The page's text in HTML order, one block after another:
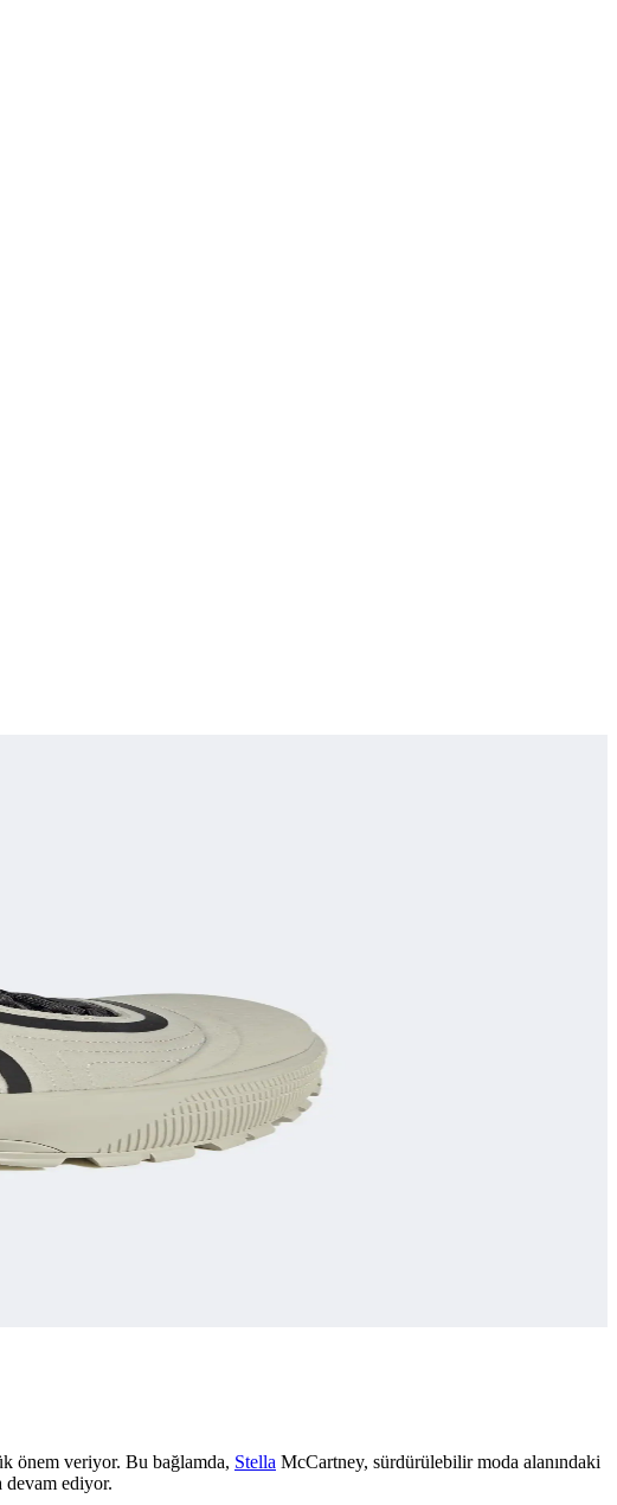
önem veriyor. Bu bağlamda, Stella McCartney, sürdürülebilir moda alanındaki
devam ediyor.